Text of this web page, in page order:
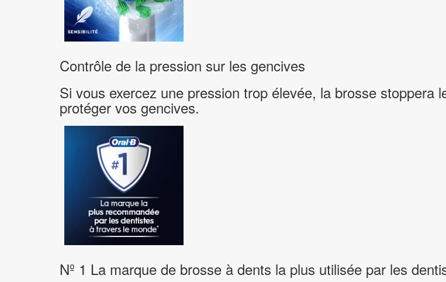
Contrôle de la pression sur les gencives
Si vous exercez une pression trop élevée, la brosse stoppera
protéger vos gencives.
Nº 1 La marque de brosse à dents la plus utilisée par les